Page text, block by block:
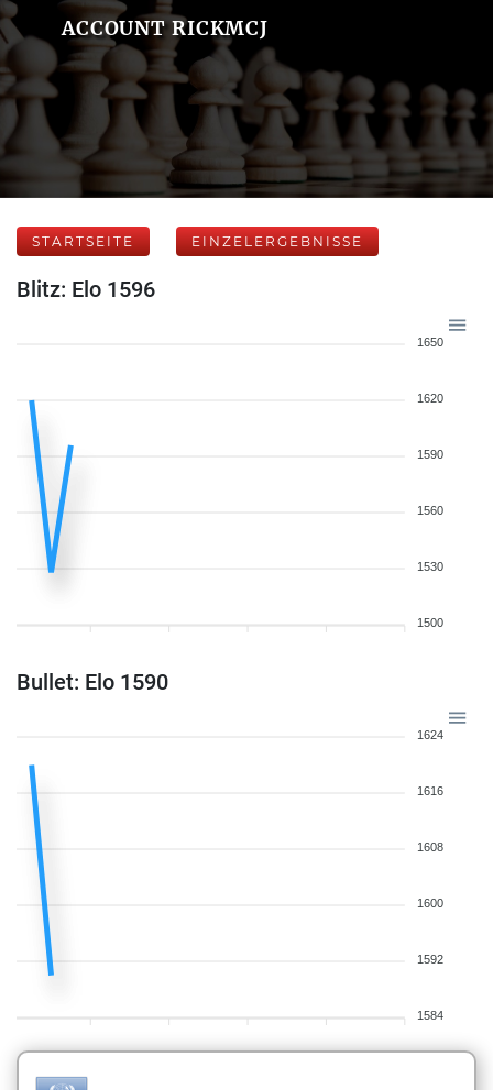
ACCOUNT RICKMCJ
STARTSEITE EINZELERGEBNISSE
Blitz: Elo 1596
1650
1620
1590
1560
1530
1500
Bullet: Elo 1590
1624
1616
1608
1600
1592
1584